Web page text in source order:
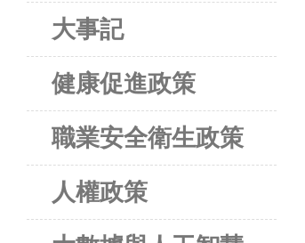
大事記
健康促進政策
職業安全衛生政策
人權政策